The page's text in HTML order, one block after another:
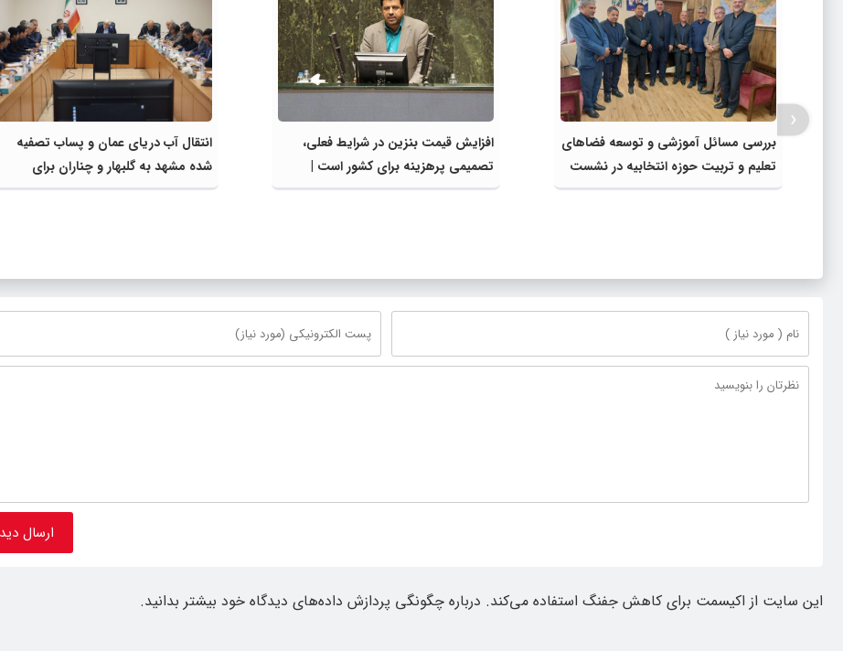
بررسی مسائل آموزشی و توسعه فضاهای
تعلیم و تربیت حوزه انتخابیه در نشست
مشترک عضو کمیسیون آموزش مجلس با
افزایش قیمت بنزین در شرایط فعلی،
تصمیمی پرهزینه برای کشور است |
دولت، قاچاق سوخت و عوامل اصلی
انتقال آب دریای عمان و پساب تصفیه
شده مشهد به گلبهار و چناران برای
مصارف صنعتی و کشاورزی | لزوم تسریع
‹
این سایت از اکیسمت برای کاهش جفنگ استفاده می‌کند. درباره چگونگی پردازش داده‌های دیدگاه خود بیشتر بدانید.